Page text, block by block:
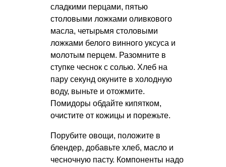
сладкими перцами, пятью
столовыми ложками оливкового
масла, четырьмя столовыми
ложками белого винного уксуса и
молотым перцем. Разомните в
ступке чеснок с солью. Хлеб на
пару секунд окуните в холодную
воду, выньте и отожмите.
Помидоры обдайте кипятком,
очистите от кожицы и порежьте.
Порубите овощи, положите в
блендер, добавьте хлеб, масло и
чесночную пасту. Компоненты надо